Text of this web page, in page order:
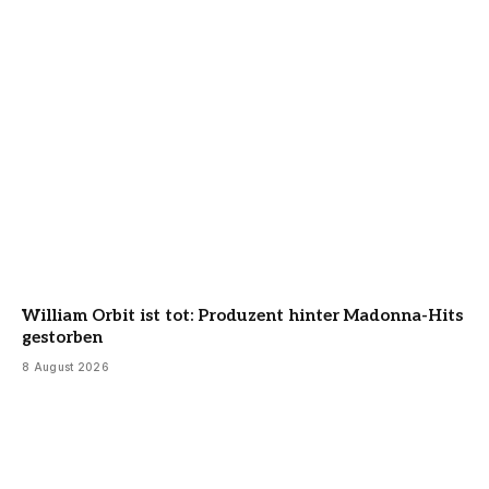
William Orbit ist tot: Produzent hinter Madonna-Hits
gestorben
8 August 2026